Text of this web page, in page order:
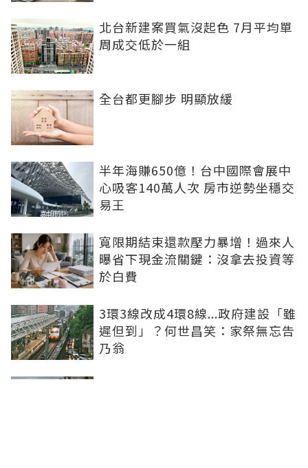
北台新建案買氣沒起色 7月平均單
周成交低於一組
全台都更腳步 明顯放緩
半年海賺650億！台中國際會展中
心吸客140萬人次 房市逆勢坐穩交
易王
寬限期結束還款壓力暴增！過來人
曝省下現金流關鍵：沒拿去投資等
於白費
3環3線改成4環8線...政府建設「雖
遲但到」？何世昌笑：家祭無忘告
乃翁